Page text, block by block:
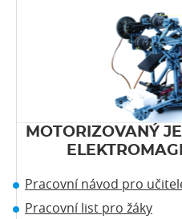
MOTORIZOVANÝ
Pracovní návod pro
Pracovní list pro žáky